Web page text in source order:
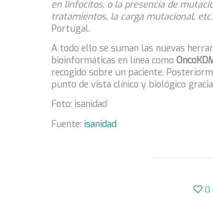
en linfocitos, o la presencia de
tratamientos, la carga mutacional, etc.
Portugal.
A todo ello se suman las nuevas
bioinformáticas en línea como
recogido sobre un paciente.
punto de vista clínico y biológico
Foto: isanidad
Fuente: isanidad
0